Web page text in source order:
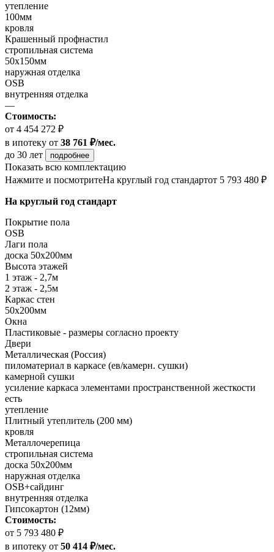
утепление
100мм
кровля
Крашенный профнастил
стропильная система
50х150мм
наружная отделка
OSB
внутренняя отделка
—
Стоимость:
от 4 454 272 ₽
в ипотеку от 38 761 ₽/мес.
до 30 лет
подробнее
Показать всю комплектацию
Нажмите и посмотритеНа круглый год стандартот 5 793 480 ₽
На круглый год стандарт
Покрытие пола
OSB
Лаги пола
доска 50х200мм
Высота этажей
1 этаж - 2,7м
2 этаж - 2,5м
Каркас стен
50х200мм
Окна
Пластиковые - размеры согласно проекту
Двери
Металлическая (Россия)
пиломатериал в каркасе (ев/камерн. сушки)
камерной сушки
усиление каркаса элементами пространственной жесткости
есть
утепление
Плитный утеплитель (200 мм)
кровля
Металлочерепица
стропильная система
доска 50х200мм
наружная отделка
OSB+сайдинг
внутренняя отделка
Гипсокартон (12мм)
Стоимость:
от 5 793 480 ₽
в ипотеку от 50 414 ₽/мес.